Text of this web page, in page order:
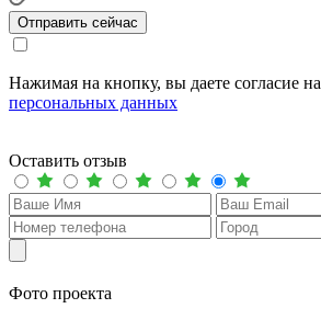
Отправить сейчас
Нажимая на кнопку, вы даете согласие на
персональных данных
Оставить отзыв
Фото проекта